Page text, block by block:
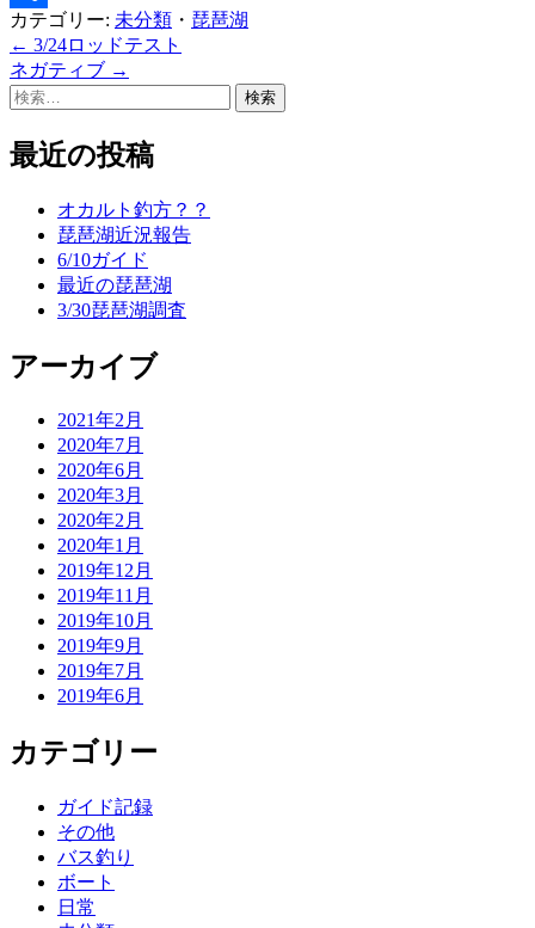
共
有
カテゴリー: 未分類 ・ 琵琶湖
投
稿
ビ
ン
← 3/24ロッドテスト
ネガティブ →
検
最近の投稿
オカルト釣方？？
琵琶湖近況報告
6/10ガイド
最近の琵琶湖
3/30琵琶湖調査
アーカイブ
2021年2月
2020年7月
2020年6月
2020年3月
2020年2月
2020年1月
2019年12月
2019年11月
2019年10月
2019年9月
2019年7月
2019年6月
カテゴリー
ガイド記録
その他
バス釣り
ボート
日常